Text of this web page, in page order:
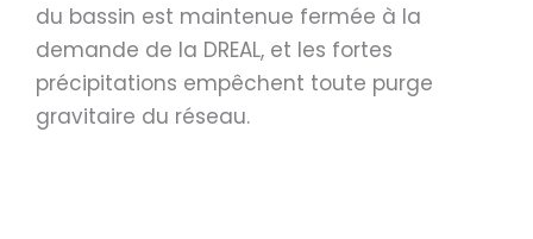
du bassin est maintenue fermée à la
demande de la DREAL, et les fortes
précipitations empêchent toute purge
gravitaire du réseau.